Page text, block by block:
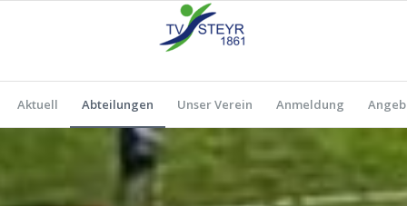
Aktuell Abteilungen Unser Verein Anmeldung